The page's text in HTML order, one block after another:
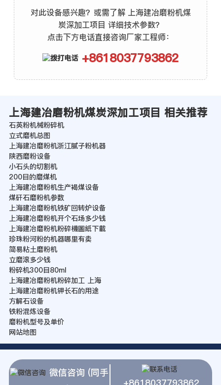
对此设备感兴趣？或需了解 上海建冶磨粉机煤
炭深加工项目 详细技术参数？
点击下方电话直接咨询厂家工程师：
+8618037793862
上海建冶磨粉机煤炭深加工项目 相关推荐
石英粉机械粉碎机
立式磨机总图
上海建冶磨粉机浙江腻子粉机器
陕西磨粉设备
小石头的切割机
200目的磨煤机
上海建冶磨粉机生产褐煤设备
煤矸石磨粉机参数
上海建冶磨粉机铁矿回转炉设备
上海建冶磨粉机开个石场多少钱
上海建冶磨粉机粉碎機圖紙下載
珍珠粉河粉的机器哪里有卖
简易粘土磨粉机
立磨滚多少钱
粉碎机300目80ml
上海建冶磨粉机粉碎加工 上海
上海建冶磨粉机钾长石的用途
方解石设备
铁粉混炼设备
磨粉机型号及单价
网站地图
微信咨询 (同手